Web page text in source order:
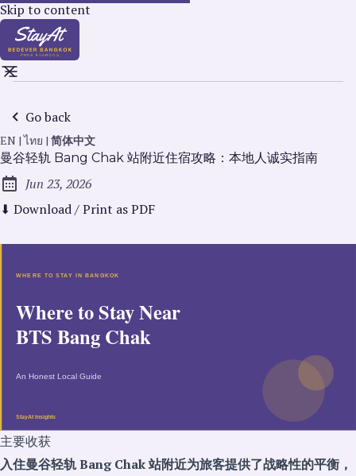
Skip to content
Go back
EN |ไทย | 简体中文
曼谷轻轨 Bang Chak 站附近住宿攻略：本地人诚实指南
Published:
Jun 23, 2026
⬇ Download / Print as PDF
主要收获
入住曼谷轻轨 Bang Chak 站附近为旅客提供了战略性的平衡，